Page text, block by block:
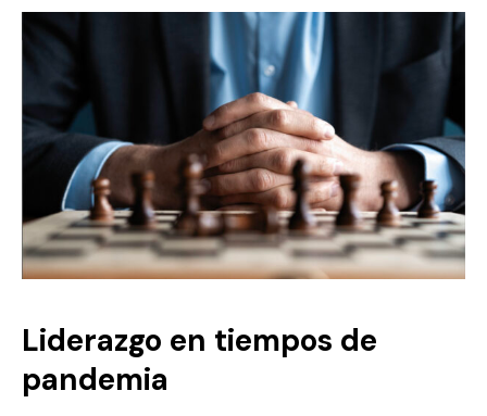
Liderazgo en tiempos de
pandemia